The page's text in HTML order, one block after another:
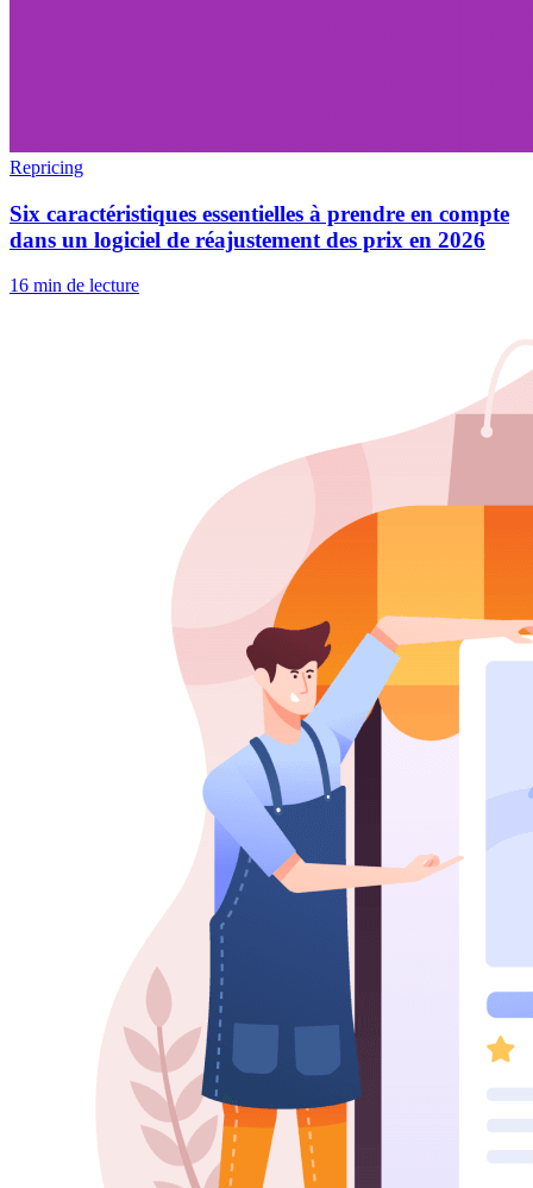
Repricing
Six caractéristiques essentielles à prendre en compte
dans un logiciel de réajustement des prix en 2026
16 min de lecture